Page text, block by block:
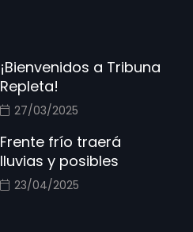
¡Bienvenidos a Tribuna
Repleta!
27/03/2025
Frente frío traerá
lluvias y posibles
23/04/2025